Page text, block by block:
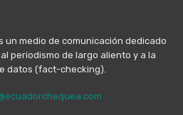
un medio de comunicación dedicado
periodismo de largo aliento y a la
datos (fact-checking).